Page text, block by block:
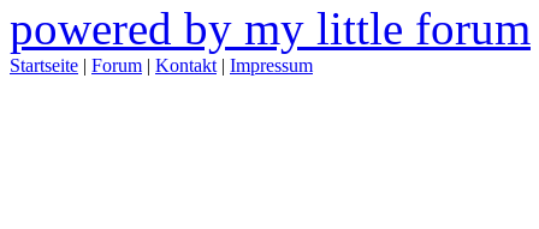
powered by my little forum
Startseite | Forum | Kontakt | Impressum